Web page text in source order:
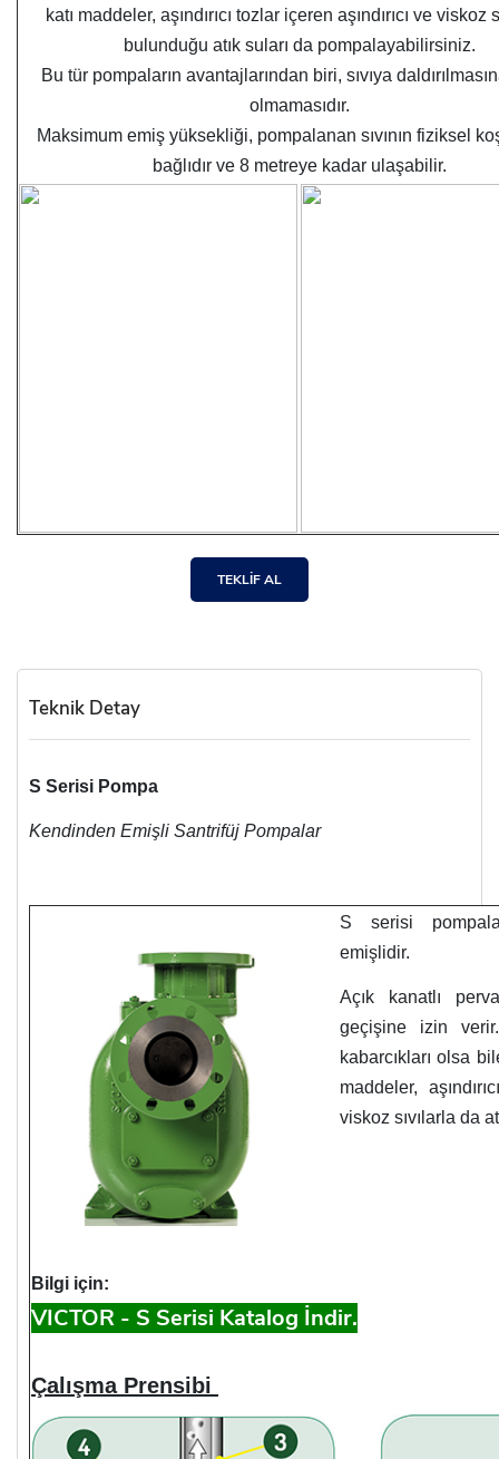
katı maddeler, aşındırıcı tozlar içeren aşındırıcı ve viskoz
bulunduğu atık suları da pompalayabilirsiniz.
Bu tür pompaların avantajlarından biri, sıvıya
olmamasıdır.
Maksimum emiş yüksekliği, pompalanan sıvının fiziksel
bağlıdır ve 8 metreye kadar ulaşabilir.
TEKLİF AL
Teknik Detay
S Serisi Pompa
Kendinden Emişli Santrifüj Pompalar
S serisi
emişlidir.
Açık kanatlı
geçişine izin
kabarcıkları olsa
maddeler,
viskoz sıvılarla da
Bilgi için:
VICTOR - S Serisi Katalog İndir.
Çalışma Prensibi